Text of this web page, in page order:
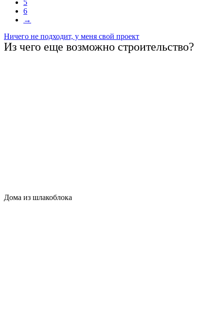
5
6
→
Ничего не подходит, у меня свой проект
Из чего еще возможно строительство?
Дома из шлакоблока